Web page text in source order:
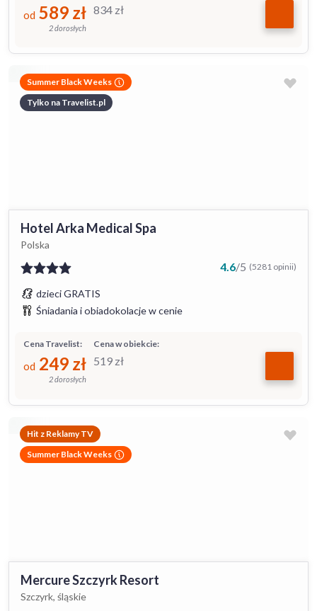
834 zł
od 589 zł
2 dorosłych
Summer Black Weeks
Tylko na Travelist.pl
Hotel Arka Medical Spa
Polska
4.6/5 (5281 opinii)
dzieci GRATIS
Śniadania i obiadokolacje w cenie
Cena w obiekcie:
519 zł
Cena Travelist:
od 249 zł
2 dorosłych
Hit z Reklamy TV
Summer Black Weeks
Mercure Szczyrk Resort
Szczyrk, śląskie